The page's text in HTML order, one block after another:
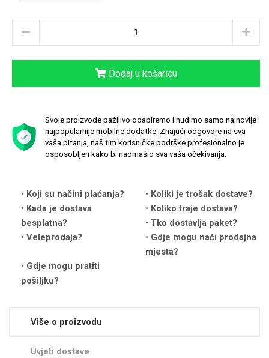
Dodaj u košaricu
Svoje proizvode pažljivo odabiremo i nudimo samo najnovije i
najpopularnije mobilne dodatke. Znajući odgovore na sva
vaša pitanja, naš tim korisničke podrške profesionalno je
osposobljen kako bi nadmašio sva vaša očekivanja.
Koji su načini plaćanja?
Koliki je trošak dostave?
Kada je dostava
besplatna?
Koliko traje dostava?
Tko dostavlja paket?
Veleprodaja?
Gdje mogu naći prodajna
mjesta?
Gdje mogu pratiti
pošiljku?
Više o proizvodu
Uvjeti dostave
Love motivi I Need Some Space
Zodiac